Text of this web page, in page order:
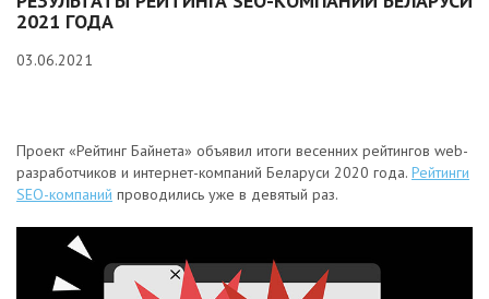
2021 ГОДА
03.06.2021
Проект «Рейтинг Байнета» объявил итоги весенних рейтингов web-
разработчиков и интернет-компаний Беларуси 2020 года. Рейтинги
SEO-компаний проводились уже в девятый раз.